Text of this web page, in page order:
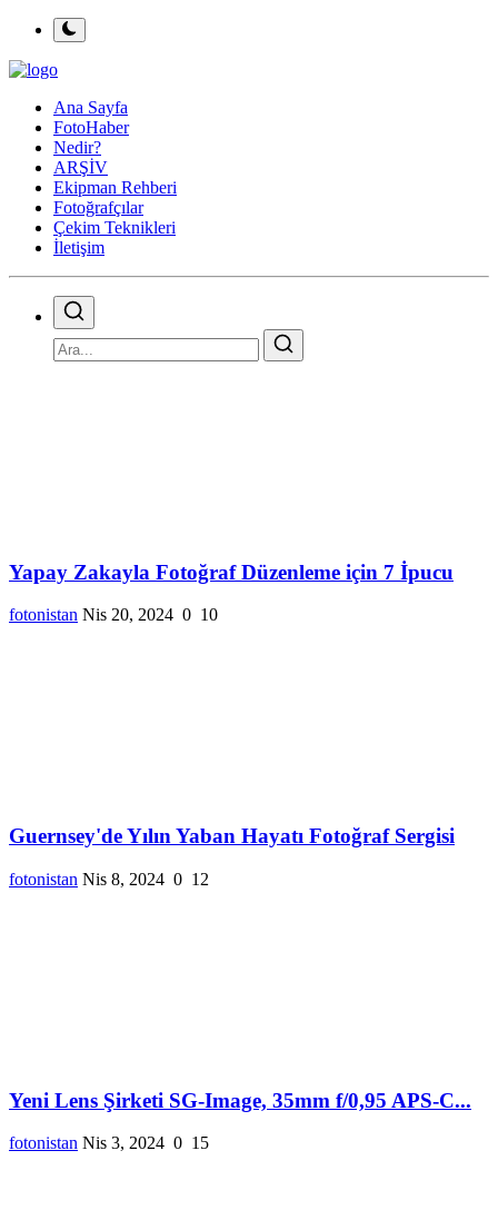
Ana Sayfa
FotoHaber
Nedir?
ARŞİV
Ekipman Rehberi
Fotoğrafçılar
Çekim Teknikleri
İletişim
Yapay Zakayla Fotoğraf Düzenleme için 7 İpucu
fotonistan Nis 20, 2024 0 10
Guernsey'de Yılın Yaban Hayatı Fotoğraf Sergisi
fotonistan Nis 8, 2024 0 12
Yeni Lens Şirketi SG-Image, 35mm f/0,95 APS-C...
fotonistan Nis 3, 2024 0 15